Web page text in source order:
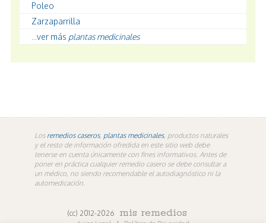
Poleo
Zarzaparrilla
...ver más plantas medicinales
Los remedios caseros, plantas medicinales, productos naturales
y el resto de información ofredida en este sitio web debe
tenerse en cuenta únicamente con fines informativos. Antes de
poner en práctica cualquier remedio casero se debe consultar a
un médico, no siendo recomendable el autodiagnóstico ni la
automedicación.
(cc) 2012-2026 mis remedios